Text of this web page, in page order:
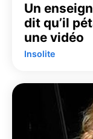
Un
dit qu’il
une vidéo
Insolite